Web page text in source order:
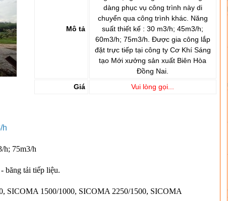
Mô tả
dàng phục vụ công trình này di
chuyển qua công trình khác. Năng
suất thiết kế : 30 m3/h; 45m3/h;
60m3/h; 75m3/h. Được gia công lắp
đặt trực tiếp tại công ty Cơ Khí Sáng
tạo Mới xưởng sản xuất Biên Hòa
Đồng Nai.
Giá
Vui lòng gọi...
h
h; 75m3/h
băng tải tiếp liệu.
SICOMA 1500/1000, SICOMA 2250/1500, SICOMA